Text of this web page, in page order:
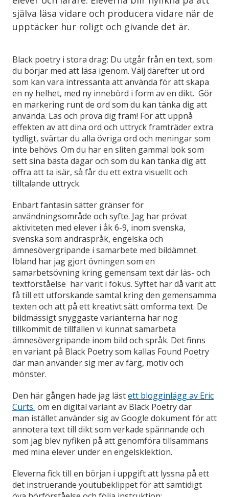
själva läsa vidare och producera vidare när de
upptäcker hur roligt och givande det är.
Black poetry i stora drag: Du utgår från en text, som
du börjar med att läsa igenom. Välj därefter ut ord
som kan vara intressanta att använda för att skapa
en ny helhet, med ny innebörd i form av en dikt. Gör
en markering runt de ord som du kan tänka dig att
använda. Läs och pröva dig fram! För att uppnå
effekten av att dina ord och uttryck framträder extra
tydligt, svärtar du alla övriga ord och meningar som
inte behövs. Om du har en sliten gammal bok som
sett sina bästa dagar och som du kan tänka dig att
offra att ta isär, så får du ett extra visuellt och
tilltalande uttryck.
Enbart fantasin sätter gränser för
användningsområde och syfte. Jag har prövat
aktiviteten med elever i åk 6-9, inom svenska,
svenska som andraspråk, engelska och
ämnesövergripande i samarbete med bildämnet.
Ibland har jag gjort övningen som en
samarbetsövning kring gemensam text där läs- och
textförståelse har varit i fokus. Syftet har då varit att
få till ett utforskande samtal kring den gemensamma
texten och att på ett kreativt sätt omforma text. De
bildmässigt snyggaste varianterna har nog
tillkommit de tillfällen vi kunnat samarbeta
ämnesövergripande inom bild och språk. Det finns
en variant på Black Poetry som kallas Found Poetry
där man använder sig mer av färg, motiv och
mönster.
Den här gången hade jag lästett blogginlägg av Eric
Curts om en digital variant av Black Poetry där
man istället använder sig av Google dokument för att
annotera text till dikt som verkade spännande och
som jag blev nyfiken på att genomföra tillsammans
med mina elever under en engelsklektion.
Eleverna fick till en början i uppgift att lyssna på ett
det instruerande youtubeklippet för att samtidigt